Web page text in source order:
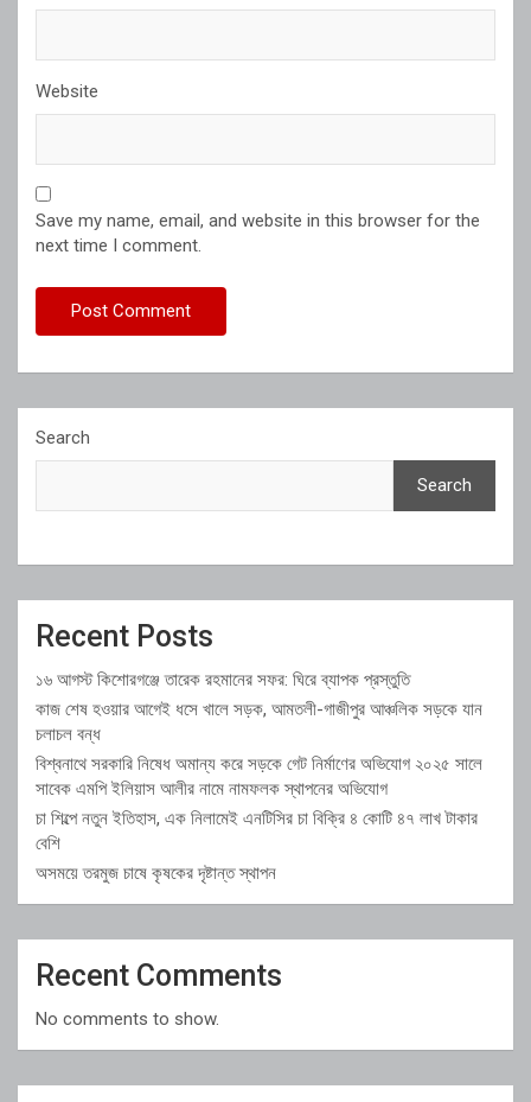
Website
Save my name, email, and website in this browser for the
next time I comment.
Search
Search
Recent Posts
১৬ আগস্ট কিশোরগঞ্জে তারেক রহমানের সফর: ঘিরে ব্যাপক প্রস্তুতি
কাজ শেষ হওয়ার আগেই ধসে খালে সড়ক, আমতলী-গাজীপুর আঞ্চলিক সড়কে যান
চলাচল বন্ধ
বিশ্বনাথে সরকারি নিষেধ অমান্য করে সড়কে গেট নির্মাণের অভিযোগ ২০২৫ সালে
সাবেক এমপি ইলিয়াস আলীর নামে নামফলক স্থাপনের অভিযোগ
চা শিল্পে নতুন ইতিহাস, এক নিলামেই এনটিসির চা বিক্রি ৪ কোটি ৪৭ লাখ টাকার
বেশি
অসময়ে তরমুজ চাষে কৃষকের দৃষ্টান্ত স্থাপন
Recent Comments
No comments to show.